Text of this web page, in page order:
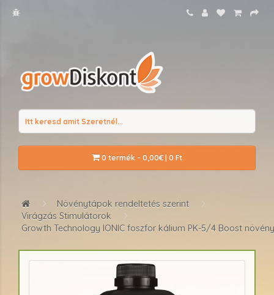
0 termék - 0,00€ | 0 Ft
Növénytápok rendeltetés szerint
Virágzás Stimulátorok
Growth Technology IONIC foszfor kálium PK-5/4 Boost